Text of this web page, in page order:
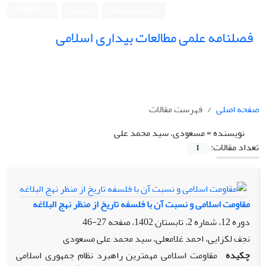
فصلنامه علمی مطالعات بیداری اسلامی
صفحه اصلی
فهرست مقالات
نویسنده =مسعودی، سید محمد علی
تعداد مقالات:
1
مقاومت اسلامی و نسبت آن با فلسفه تاریخ از منظر نهج البلاغه
دوره 12، شماره 2، تابستان 1402، صفحه
27-46
نجف لکزایی، احمد غلامعلی، سید محمد علی مسعودی
چکیده مقاومت اسلامی مهمترین راهبرد نظام جمهوری اسلامی